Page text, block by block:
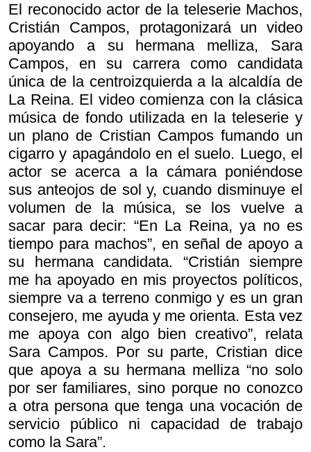
El reconocido actor de la teleserie Machos,
Cristián Campos, protagonizará un video
apoyando a su hermana melliza, Sara
Campos, en su carrera como candidata
única de la centroizquierda a la alcaldía de
La Reina. El video comienza con la clásica
música de fondo utilizada en la teleserie y
un plano de Cristian Campos fumando un
cigarro y apagándolo en el suelo. Luego, el
actor se acerca a la cámara poniéndose
sus anteojos de sol y, cuando disminuye el
volumen de la música, se los vuelve a
sacar para decir: “En La Reina, ya no es
tiempo para machos”, en señal de apoyo a
su hermana candidata. “Cristián siempre
me ha apoyado en mis proyectos políticos,
siempre va a terreno conmigo y es un gran
consejero, me ayuda y me orienta. Esta vez
me apoya con algo bien creativo”, relata
Sara Campos. Por su parte, Cristian dice
que apoya a su hermana melliza “no solo
por ser familiares, sino porque no conozco
a otra persona que tenga una vocación de
servicio público ni capacidad de trabajo
como la Sara”.